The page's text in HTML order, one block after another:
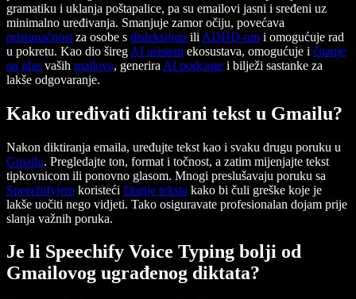
gramatiku i uklanja poštapalice, pa su emailovi jasni i sređeni uz
minimalno uređivanja. Smanjuje zamor očiju, povećava
pristupačnost za osobe s disleksijom ili ADHD-om i omogućuje rad
u pokretu. Kao dio šireg AI asistent ekosustava, omogućuje i čitanje
na glas vaših mailova, generira AI podcaste i bilježi sastanke za
lakše odgovaranje.
Kako uređivati diktirani tekst u Gmailu?
Nakon diktiranja emaila, uređujte tekst kao i svaku drugu poruku u
Gmailu. Pregledajte ton, format i točnost, a zatim mijenjajte tekst
tipkovnicom ili ponovno glasom. Mnogi preslušavaju poruku sa
Speechifyjem koristeći čitanje teksta kako bi čuli greške koje je
lakše uočiti nego vidjeti. Tako osiguravate profesionalan dojam prije
slanja važnih poruka.
Je li Speechify Voice Typing bolji od
Gmailovog ugrađenog diktata?